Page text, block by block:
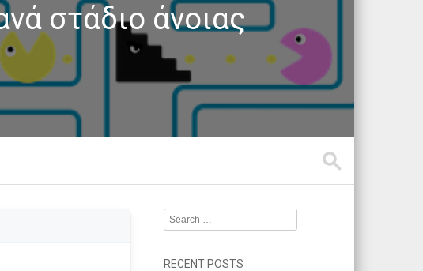
στάδιο άνοιας
Search
RECENT POSTS